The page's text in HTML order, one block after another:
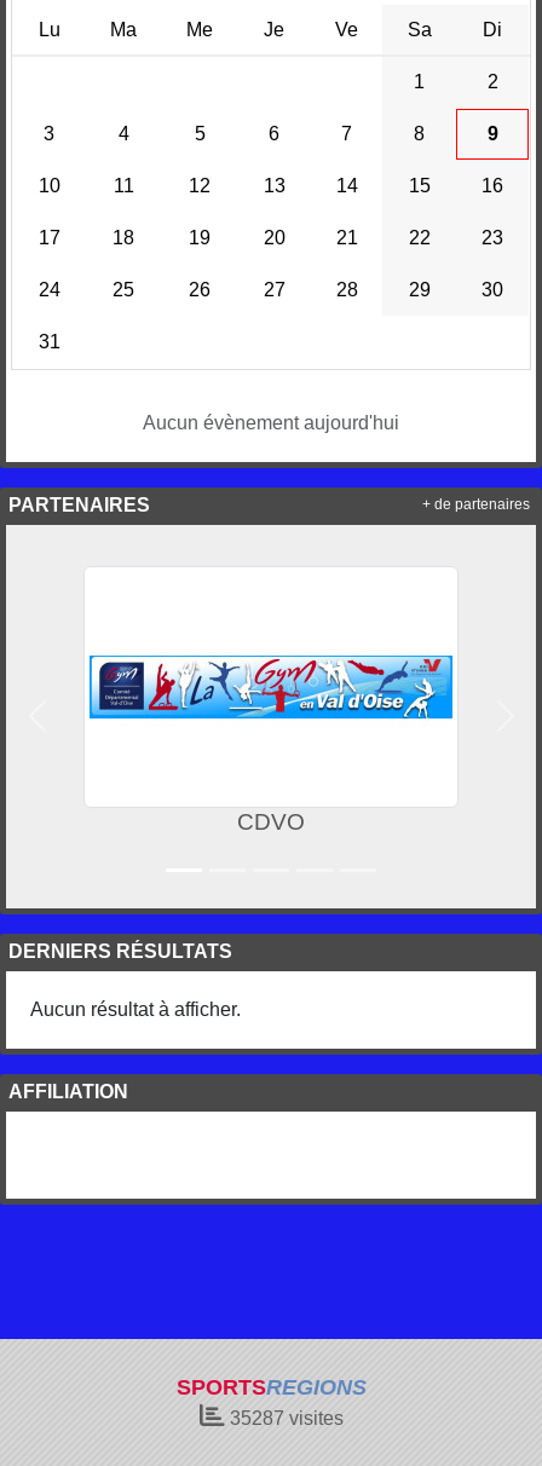
Lu Ma Me Je Ve Sa Di
1 2
3 4 5 6 7 8 9
10 11 12 13 14 15 16
17 18 19 20 21 22 23
24 25 26 27 28 29 30
31
Aucun évènement aujourd'hui
PARTENAIRES
CDVO
+ de partenaires
DERNIERS RÉSULTATS
Aucun résultat à afficher.
AFFILIATION
SPORTSREGIONS
35287 visites